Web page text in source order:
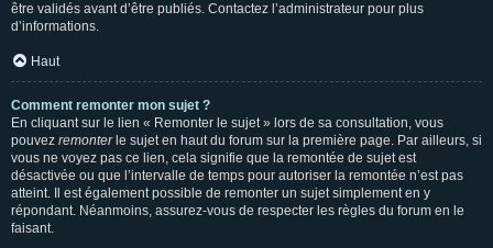
être validés avant d’être publiés. Contactez l’administrateur pour plus
d’informations.
Haut
Comment remonter mon sujet ?
En cliquant sur le lien « Remonter le sujet » lors de sa consultation, vous
pouvez remonterle sujet en haut du forum sur la première page. Par ailleurs, si
vous ne voyez pas ce lien, cela signifie que la remontée de sujet est
désactivée ou que l’intervalle de temps pour autoriser la remontée n’est pas
atteint. Il est également possible de remonter un sujet simplement en y
répondant. Néanmoins, assurez-vous de respecter les règles du forum en le
faisant.